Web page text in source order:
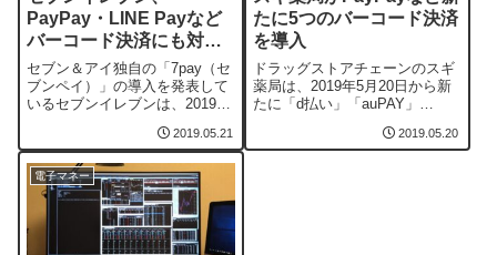
PayPay・LINE Payなど
バーコード決済にも対応
へ
セブン＆アイ独自の「7pay（セ
ブンペイ）」の導入を発表して
いるセブンイレブンは、2019年
PayPay、メルペイ、LINE
Pay、Alipay、WeChat Payの5
者のバーコード決済に対応す
る。セブンイレブンは、これま
でもセブン＆アイグループの電
子マネー「nan...
2019.05.21
たに5つのバーコード決済
を導入
ドラッグストアチェーンのスギ
薬局は、2019年5月20日から新
たに「d払い」「auPAY」
のバーコード決済を導入した。
スギ薬局ではすでに「Alipay」
2019.05.20
電子マネー